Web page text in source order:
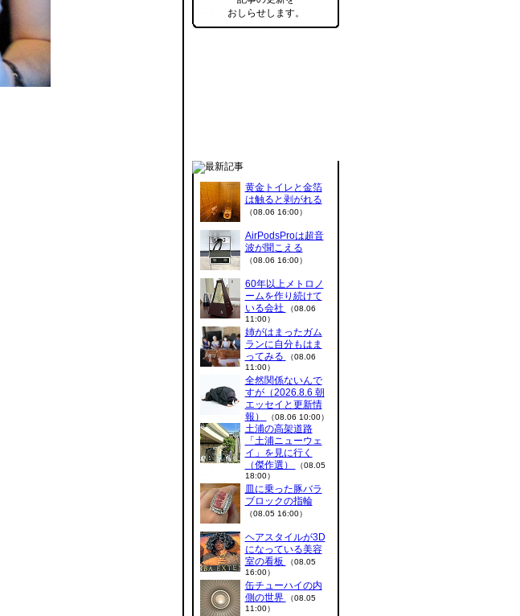
おしらせします。
黄金トイレと金箔
は触ると剥がれる
（08.06 16:00）
AirPodsProは超音
波が聞こえる
（08.06 16:00）
60年以上メトロノ
ームを作り続けて
いる会社
（08.06
11:00）
姉がはまったガム
ランに自分もはま
ってみる
（08.06
11:00）
全然関係ないんで
すが（2026.8.6 朝
エッセイと更新情
報）
（08.06 10:00）
土浦の高架道路
「土浦ニューウェ
イ」を見に行く
（傑作選）
（08.05
18:00）
皿に乗った豚バラ
ブロックの指輪
（08.05 16:00）
ヘアスタイルが3D
になっている美容
室の看板
（08.05
16:00）
缶チューハイの内
側の世界
（08.05
11:00）